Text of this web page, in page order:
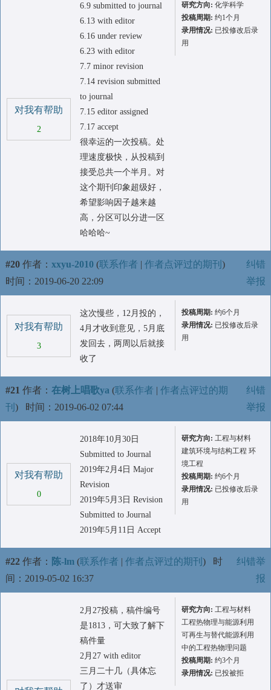
对我有帮助
2
6.9 submitted to journal
6.13 with editor
6.16 under review
6.23 with editor
7.7 minor revision
7.14 revision submitted
to journal
7.15 editor assigned
7.17 accept
很幸运的一次投稿。处
理速度极快，从投稿到
接受总共一个半月。对
这个期刊印象超级好，
希望影响因子越来越
高，分区可以分进一区
哈哈哈~
研究方向: 化学科学
投稿周期: 约1个月
录用情况: 已投修改后录
用
#20 作者： xxyu-2010 (联系作者 | 作者点评过的期刊 )
时间：2019-06-20 22:09
纠错
举报
对我有帮助
3
这次慢些，12月投的，
4月才收到意见，5月底
发回去，两周以后就接
收了
投稿周期: 约6个月
录用情况: 已投修改后录
用
#21 作者： 在树上唱歌ya (联系作者 | 作者点评过的期
刊 ) 时间：2019-06-02 07:44
纠错
举报
对我有帮助
0
2018年10月30日
Submitted to Journal
2019年2月4日 Major
Revision
2019年5月3日 Revision
Submitted to Journal
2019年5月11日 Accept
研究方向: 工程与材料
建筑环境与结构工程 环
境工程
投稿周期: 约6个月
录用情况: 已投修改后录
用
#22 作者： 陈-lm (联系作者 | 作者点评过的期刊 ) 时
间：2019-05-02 16:37
纠错举
报
2月27投稿，稿件编号
是1813，可大致了解下
稿件量
2月27 with editor
三月二十几（具体忘
了）才送审
研究方向: 工程与材料
工程热物理与能源利用
可再生与替代能源利用
中的工程热物理问题
投稿周期: 约3个月
录用情况: 已投被拒